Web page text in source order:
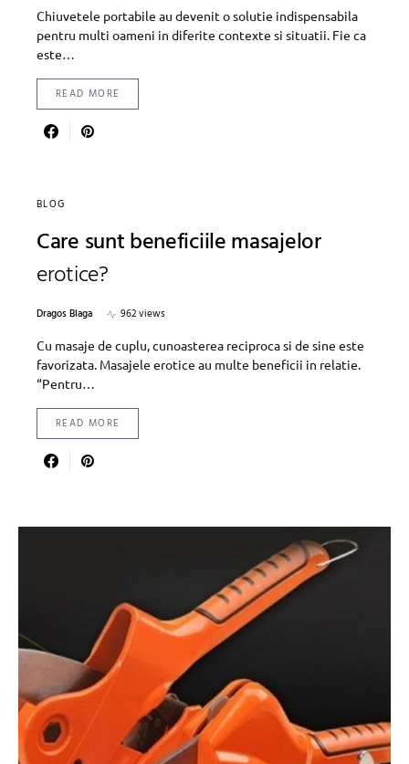
Chiuvetele portabile au devenit o solutie indispensabila
pentru multi oameni in diferite contexte si situatii. Fie ca
este…
READ MORE
BLOG
Care sunt beneficiile masajelor
erotice?
Dragos Blaga
962 views
Cu masaje de cuplu, cunoasterea reciproca si de sine este
favorizata. Masajele erotice au multe beneficii in relatie.
“Pentru…
READ MORE